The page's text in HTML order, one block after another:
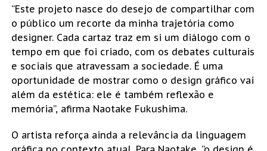
“Este projeto nasce do desejo de compartilhar com
o público um recorte da minha trajetória como
designer. Cada cartaz traz em si um diálogo com o
tempo em que foi criado, com os debates culturais
e sociais que atravessam a sociedade. É uma
oportunidade de mostrar como o design gráfico vai
além da estética: ele é também reflexão e
memória”, afirma Naotake Fukushima.
O artista reforça ainda a relevância da linguagem